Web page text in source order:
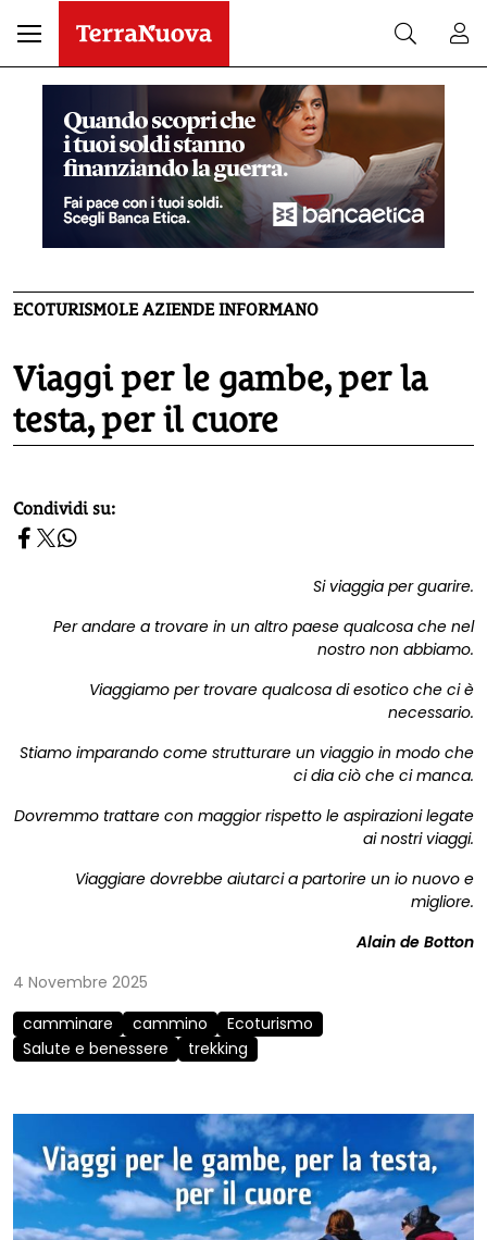
ECOTURISMOLE AZIENDE INFORMANO
Viaggi per le gambe, per la
testa, per il cuore
homepage h2
Condividi su:
Si viaggia per guarire.
Per andare a trovare in un altro paese qualcosa che nel
nostro non abbiamo.
Viaggiamo per trovare qualcosa di esotico che ci è
necessario.
Stiamo imparando come strutturare un viaggio in modo che
ci dia ciò che ci manca.
Dovremmo trattare con maggior rispetto le aspirazioni legate
ai nostri viaggi.
Viaggiare dovrebbe aiutarci a partorire un io nuovo e
migliore.
Alain de Botton
4 Novembre 2025
camminare
cammino
Ecoturismo
Salute e benessere
trekking